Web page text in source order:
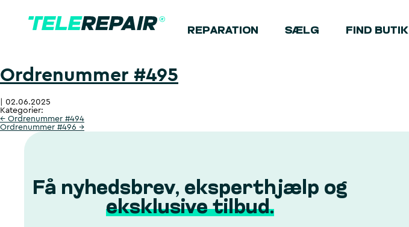
REPARATION SÆLG FIND BUTIK
Ordrenummer #495
02.06.2025
Kategorier:
← Ordrenummer #494
Ordrenummer #496 →
Få nyhedsbrev, eksperthjælp og
eksklusive tilbud.